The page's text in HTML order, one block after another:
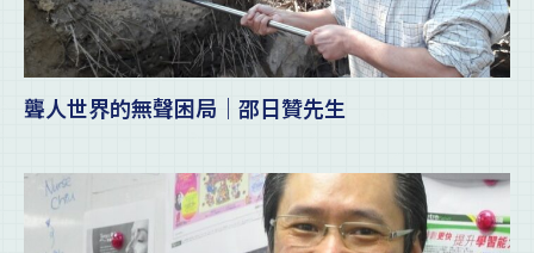
聾人世界的無聲困局｜邵日贊先生